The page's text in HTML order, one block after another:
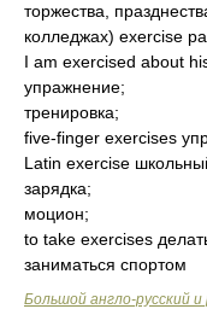
торжества,
колледжах) exercise
I am exercised about
упражнение;
тренировка;
five-finger exercises
Latin exercise
зарядка;
моцион;
to take exercises
заниматься спортом
Большой англо-русский и